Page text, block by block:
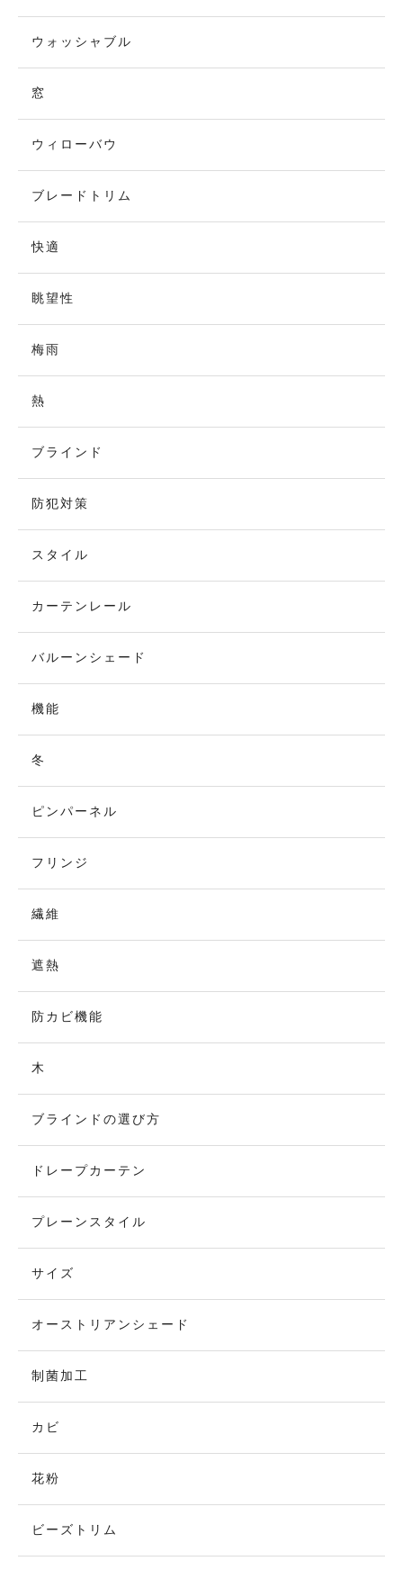
ウォッシャブル
窓
ウィローバウ
ブレードトリム
快適
眺望性
梅雨
熱
ブラインド
防犯対策
スタイル
カーテンレール
バルーンシェード
機能
冬
ピンパーネル
フリンジ
繊維
遮熱
防カビ機能
木
ブラインドの選び方
ドレープカーテン
プレーンスタイル
サイズ
オーストリアンシェード
制菌加工
カビ
花粉
ビーズトリム